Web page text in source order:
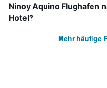
Ninoy Aquino Flughafen
Hotel?
Mehr häufige